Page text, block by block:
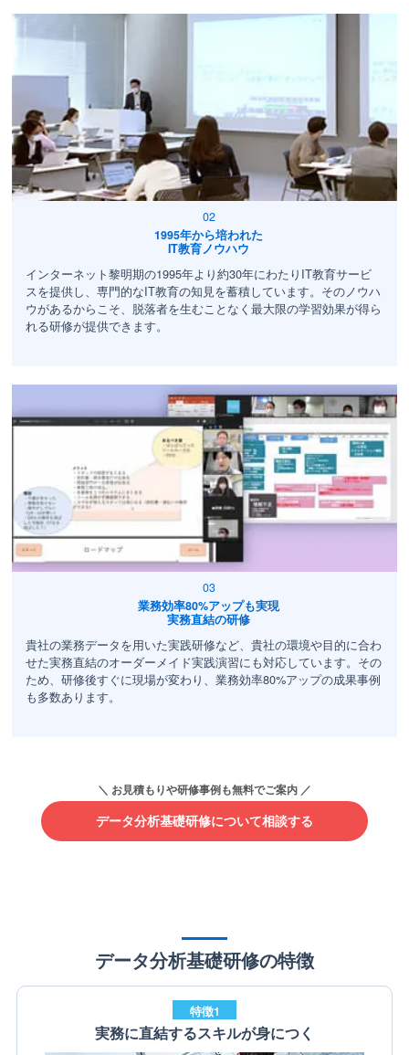
1995年から培われた
IT教育ノウハウ
インターネット黎明期の1995年より約30年にわたりIT教育サービ
スを提供し、専門的なIT教育の知見を蓄積しています。そのノウハ
ウがあるからこそ、脱落者を生むことなく最大限の学習効果が得ら
れる研修が提供できます。
業務効率80%アップも実現
実務直結の研修
貴社の業務データを用いた実践研修など、貴社の環境や目的に合わ
せた実務直結のオーダーメイド実践演習にも対応しています。その
ため、研修後すぐに現場が変わり、業務効率80%アップの成果事例
も多数あります。
データ分析基礎研修について相談する
データ分析基礎研修の特徴
特徴1
実務に直結するスキルが身につく